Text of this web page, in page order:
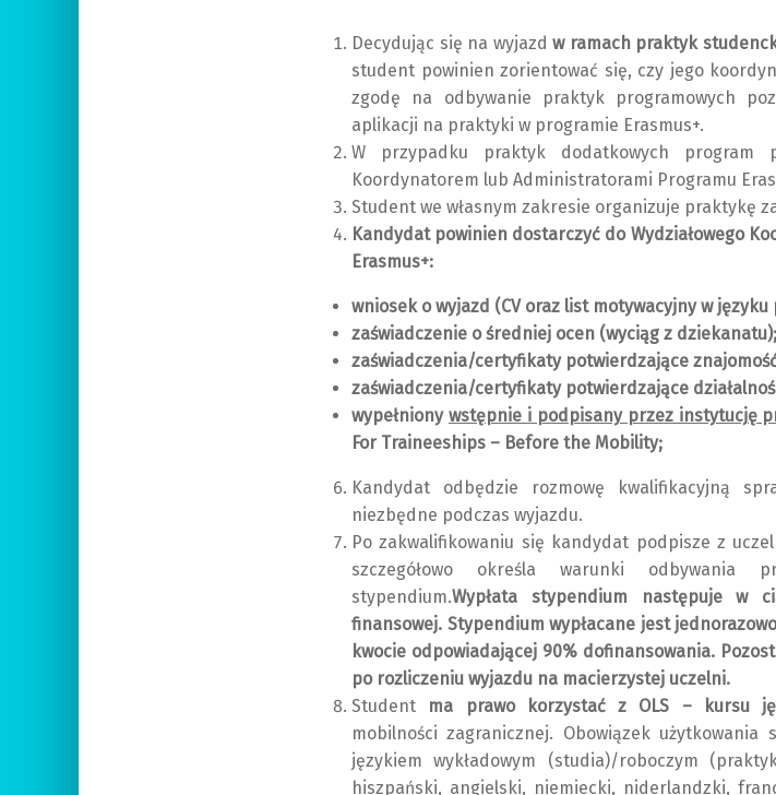
Decydując się na wyjazdw ramach praktyk
student powinien zorientować się, czy jego
zgodę na odbywanie praktyk programowych
aplikacji na praktyki w programie Erasmus+.
W przypadku praktyk dodatkowych program
Koordynatorem lub Administratorami Programu
Student we własnym zakresie organizuje praktykę
Kandydat powinien dostarczyć do Wydziałowego
Erasmus+:
wniosek o wyjazd (CV oraz list motywacyjny w
zaświadczenie o średniej ocen (wyciąg z dziekanatu);
zaświadczenia/certyfikaty potwierdzające
zaświadczenia/certyfikaty potwierdzające
wypełniony wstępnie i podpisany przez instytucję
For Traineeships – Before the Mobility;
Kandydat odbędzie rozmowę kwalifikacyjną
niezbędne podczas wyjazdu.
Po zakwalifikowaniu się kandydat podpisze z
szczegółowo określa warunki
stypendium.Wypłata stypendium następuje w
finansowej. Stypendium wypłacane jest
kwocie odpowiadającej 90% dofinansowania.
po rozliczeniu wyjazdu na macierzystej uczelni.
Student ma prawo korzystać z OLS – kursu
mobilności zagranicznej. Obowiązek
językiem wykładowym (studia)/roboczym
hiszpański, angielski, niemiecki, niderlandzki,